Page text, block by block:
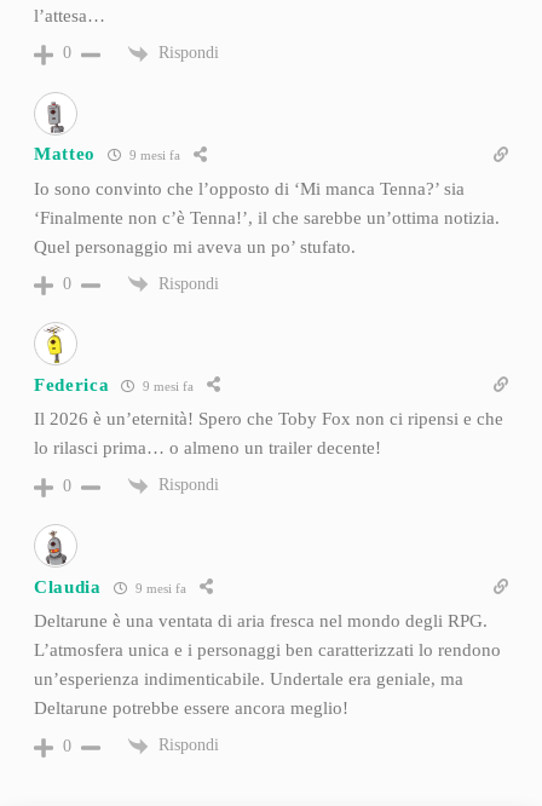
l’attesa…
0 Rispondi
Matteo 9 mesi fa
Io sono convinto che l’opposto di ‘Mi manca Tenna?’ sia
‘Finalmente non c’è Tenna!’, il che sarebbe un’ottima notizia.
Quel personaggio mi aveva un po’ stufato.
0 Rispondi
Federica 9 mesi fa
Il 2026 è un’eternità! Spero che Toby Fox non ci ripensi e che
lo rilasci prima… o almeno un trailer decente!
0 Rispondi
Claudia 9 mesi fa
Deltarune è una ventata di aria fresca nel mondo degli RPG.
L’atmosfera unica e i personaggi ben caratterizzati lo rendono
un’esperienza indimenticabile. Undertale era geniale, ma
Deltarune potrebbe essere ancora meglio!
0 Rispondi